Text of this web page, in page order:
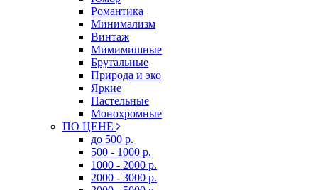
Романтика
Минимализм
Винтаж
Мимимишные
Брутальные
Природа и эко
Яркие
Пастельные
Монохромные
ПО ЦЕНЕ
до 500 р.
500 - 1000 р.
1000 - 2000 р.
2000 - 3000 р.